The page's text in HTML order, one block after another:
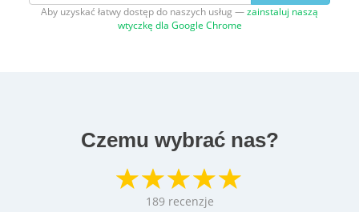
Aby uzyskać łatwy dostęp do naszych usług —zainstaluj naszą
wtyczkę dla Google Chrome
Czemu wybrać nas?
189 recenzje